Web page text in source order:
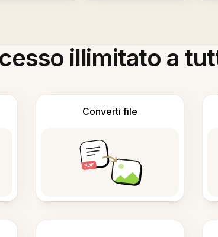
illimitato a
Converti file